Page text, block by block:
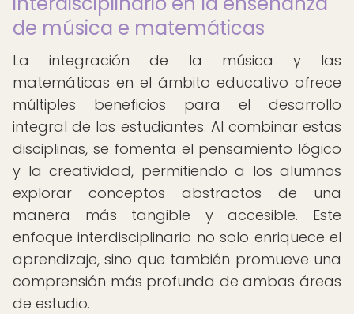
de música e matemáticas
La integración de la música y las
matemáticas en el ámbito educativo ofrece
múltiples beneficios para el desarrollo
integral de los estudiantes. Al combinar estas
disciplinas, se fomenta el pensamiento lógico
y la creatividad, permitiendo a los alumnos
explorar conceptos abstractos de una
manera más tangible y accesible. Este
enfoque interdisciplinario no solo enriquece el
aprendizaje, sino que también promueve una
comprensión más profunda de ambas áreas
de estudio.